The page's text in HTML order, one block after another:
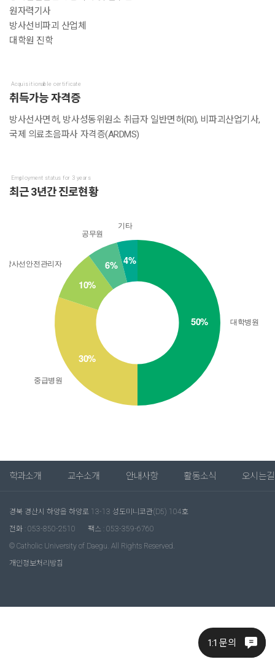
1:1 문의
원자력기사
방사선비파괴 산업체
대학원 진학
Acquisitionable certificate
취득가능 자격증
방사선사면허, 방사성동위원소 취급자 일반면허(RI), 비파괴산업기사,
국제 의료초음파사 자격증(ARDMS)
Employment status for 3 years
최근 3년간 진로현황
학과소개 교수소개 안내사항 활동소식 오시는길
경북 경산시 하양읍 하양로 13-13 성도미니코관(D5) 104호
전화 : 053-850-2510
팩스 : 053-359-6760
© Catholic University of Daegu. All Rights Reserved.
개인정보처리방침